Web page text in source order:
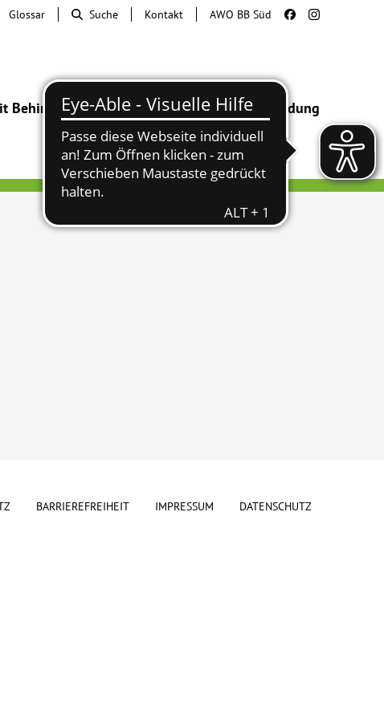
BehinderungBeratung & HilfeBegegnung Bildung
Glossar Suche Kontakt AWO BB Süd
BARRIEREFREIHEIT IMPRESSUM
DATENSCHUTZ